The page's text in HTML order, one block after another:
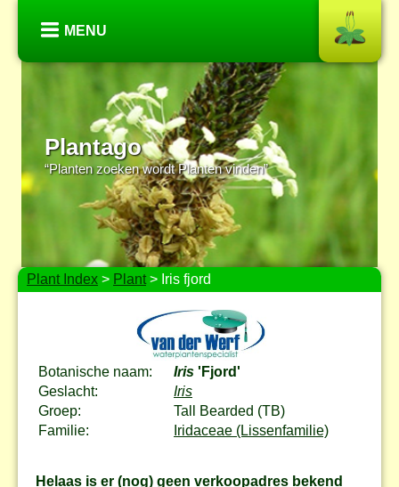
MENU
Plantago
“Planten zoeken wordt Planten vinden”
Plant Index > Plant> Iris fjord
Botanische naam: Iris 'Fjord'
Geslacht:
Iris
Groep:
Tall Bearded (TB)
Familie:
Iridaceae (Lissenfamilie)
Helaas is er (nog) geen verkoopadres bekend